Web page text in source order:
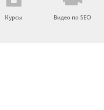
Курсы Видео по SEO